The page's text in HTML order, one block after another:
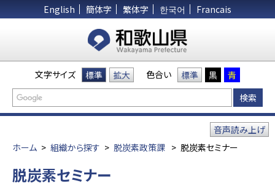
English 簡体字 繁体字 한국어 Francais
文字サイズ 標準 拡大 色合い 標準 黒 青
ホーム > 組織から探す > 脱炭素政策課 > 脱炭素セミナー
音声読み上げ
脱炭素セミナー